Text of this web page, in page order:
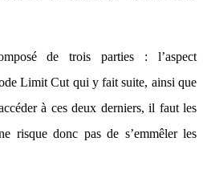
de trois parties : l’aspect
Limit Cut qui y fait suite, ainsi que
à ces deux derniers, il faut les
risque donc pas de s’emmêler les